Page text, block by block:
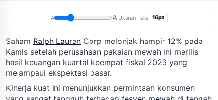
A A Ukuran Teks 16px
Saham Ralph Lauren Corp melonjak hampir 12% pada
Kamis setelah perusahaan pakaian mewah ini merilis
hasil keuangan kuartal keempat fiskal 2026 yang
melampaui ekspektasi pasar.
Kinerja kuat ini menunjukkan permintaan konsumen